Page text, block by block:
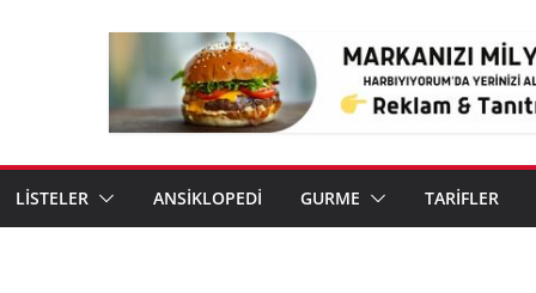
LİSTELER ANSİKLOPEDİ GURME TARİFLER